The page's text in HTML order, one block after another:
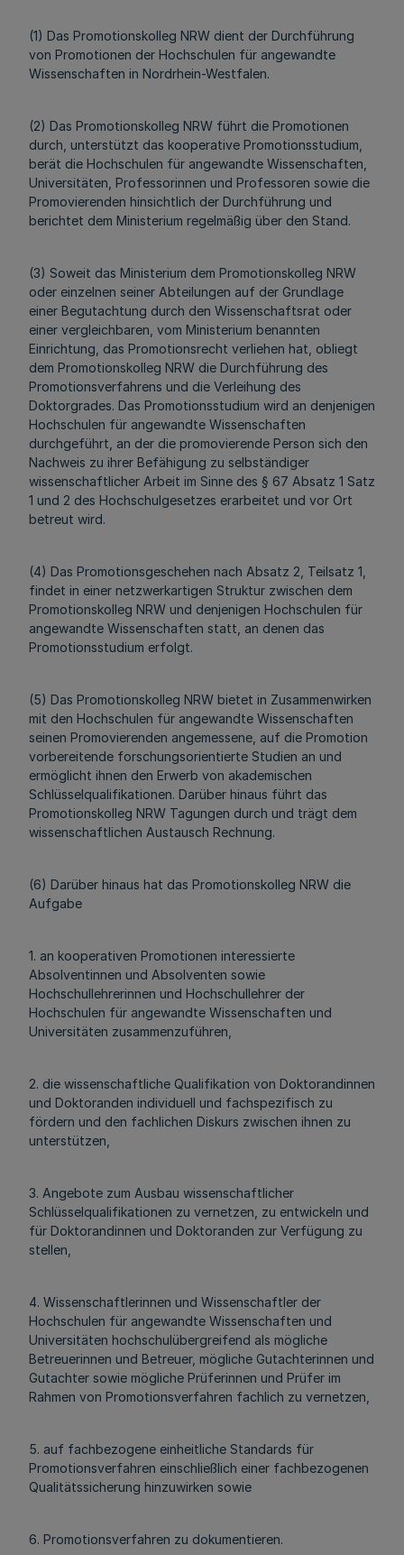
(1) Das Promotionskolleg NRW dient der Durchführung
von Promotionen der Hochschulen für angewandte
Wissenschaften in Nordrhein-Westfalen.
(2) Das Promotionskolleg NRW führt die Promotionen
durch, unterstützt das kooperative Promotionsstudium,
berät die Hochschulen für angewandte Wissenschaften,
Universitäten, Professorinnen und Professoren sowie die
Promovierenden hinsichtlich der Durchführung und
berichtet dem Ministerium regelmäßig über den Stand.
(3) Soweit das Ministerium dem Promotionskolleg NRW
oder einzelnen seiner Abteilungen auf der Grundlage
einer Begutachtung durch den Wissenschaftsrat oder
einer vergleichbaren, vom Ministerium benannten
Einrichtung, das Promotionsrecht verliehen hat, obliegt
dem Promotionskolleg NRW die Durchführung des
Promotionsverfahrens und die Verleihung des
Doktorgrades. Das Promotionsstudium wird an denjenigen
Hochschulen für angewandte Wissenschaften
durchgeführt, an der die promovierende Person sich den
Nachweis zu ihrer Befähigung zu selbständiger
wissenschaftlicher Arbeit im Sinne des § 67 Absatz 1 Satz
1 und 2 des Hochschulgesetzes erarbeitet und vor Ort
betreut wird.
(4) Das Promotionsgeschehen nach Absatz 2, Teilsatz 1,
findet in einer netzwerkartigen Struktur zwischen dem
Promotionskolleg NRW und denjenigen Hochschulen für
angewandte Wissenschaften statt, an denen das
Promotionsstudium erfolgt.
(5) Das Promotionskolleg NRW bietet in Zusammenwirken
mit den Hochschulen für angewandte Wissenschaften
seinen Promovierenden angemessene, auf die Promotion
vorbereitende forschungsorientierte Studien an und
ermöglicht ihnen den Erwerb von akademischen
Schlüsselqualifikationen. Darüber hinaus führt das
Promotionskolleg NRW Tagungen durch und trägt dem
wissenschaftlichen Austausch Rechnung.
(6) Darüber hinaus hat das Promotionskolleg NRW die
Aufgabe
1. an kooperativen Promotionen interessierte
Absolventinnen und Absolventen sowie
Hochschullehrerinnen und Hochschullehrer der
Hochschulen für angewandte Wissenschaften und
Universitäten zusammenzuführen,
2. die wissenschaftliche Qualifikation von Doktorandinnen
und Doktoranden individuell und fachspezifisch zu
fördern und den fachlichen Diskurs zwischen ihnen zu
unterstützen,
3. Angebote zum Ausbau wissenschaftlicher
Schlüsselqualifikationen zu vernetzen, zu entwickeln und
für Doktorandinnen und Doktoranden zur Verfügung zu
stellen,
4. Wissenschaftlerinnen und Wissenschaftler der
Hochschulen für angewandte Wissenschaften und
Universitäten hochschulübergreifend als mögliche
Betreuerinnen und Betreuer, mögliche Gutachterinnen und
Gutachter sowie mögliche Prüferinnen und Prüfer im
Rahmen von Promotionsverfahren fachlich zu vernetzen,
5. auf fachbezogene einheitliche Standards für
Promotionsverfahren einschließlich einer fachbezogenen
Qualitätssicherung hinzuwirken sowie
6. Promotionsverfahren zu dokumentieren.